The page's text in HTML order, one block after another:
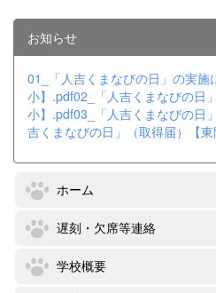
お知らせ
01_「人吉くまなびの日」の実施
小】.pdf02_「人吉くまなびの日
小】.pdf03_「人吉くまなびの日
吉くまなびの日」（取得届）【
ホーム
遅刻・欠席等連絡
学校概要